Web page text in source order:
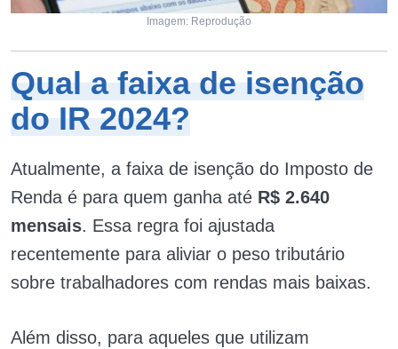
Imagem: Reprodução
Qual a faixa de isenção
do IR 2024?
Atualmente, a faixa de isenção do Imposto de
Renda é para quem ganha até R$ 2.640
mensais. Essa regra foi ajustada
recentemente para aliviar o peso tributário
sobre trabalhadores com rendas mais baixas.
Além disso, para aqueles que utilizam